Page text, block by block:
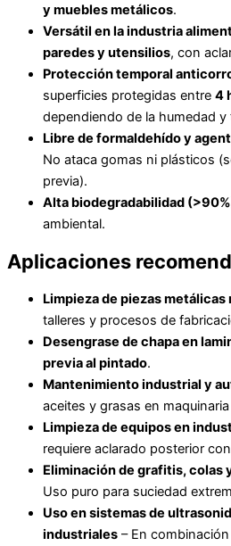
y muebles metálicos.
Versátil en la industria
paredes y utensilios, con
Protección temporal
superficies protegidas entre 4
dependiendo de la humedad y
Libre de formaldehído y
No ataca gomas ni plásticos
previa).
Alta biodegradabilidad
ambiental.
Aplicaciones
Limpieza de piezas metálicas
talleres y procesos de
Desengrase de chapa en
previa al pintado.
Mantenimiento industrial y
aceites y grasas en
Limpieza de equipos en
requiere aclarado posterior
Eliminación de grafitis, colas
Uso puro para suciedad
Uso en sistemas de
industriales – En